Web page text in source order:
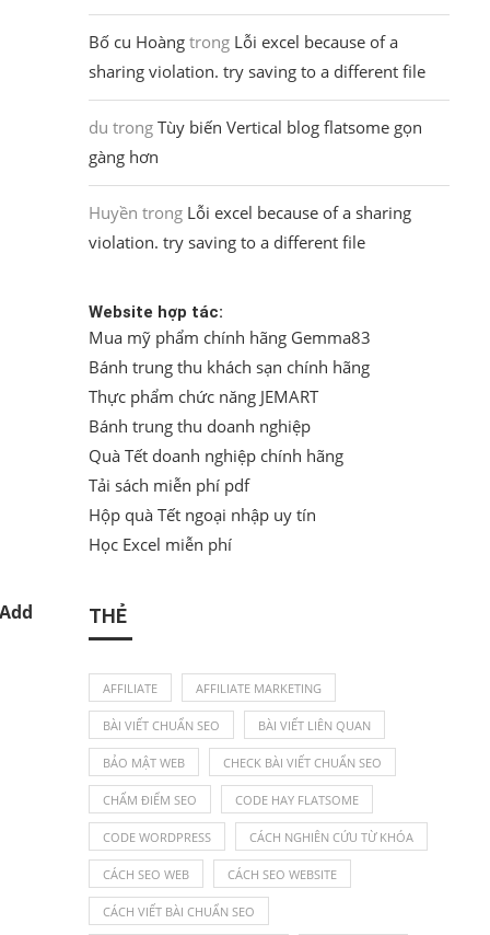
Bố cu Hoàngtrong Lỗi excel because of a
sharing violation. try saving to a different file
du trong Tùy biến Vertical blog flatsome gọn
gàng hơn
Huyền trong Lỗi excel because of a sharing
violation. try saving to a different file
Website hợp tác:
Mua mỹ phẩm chính hãng Gemma83
Bánh trung thu khách sạn chính hãng
Thực phẩm chức năng JEMART
Bánh trung thu doanh nghiệp
Quà Tết doanh nghiệp chính hãng
Tải sách miễn phí pdf
Hộp quà Tết ngoại nhập uy tín
Học Excel miễn phí
THẺ
AFFILIATE AFFILIATE MARKETING
BÀI VIẾT CHUẨN SEO BÀI VIẾT LIÊN QUAN
BẢO MẬT WEB CHECK BÀI VIẾT CHUẨN SEO
CHẤM ĐIỂM SEO CODE HAY FLATSOME
CODE WORDPRESS CÁCH NGHIÊN CỨU TỪ KHÓA
CÁCH SEO WEB CÁCH SEO WEBSITE
CÁCH VIẾT BÀI CHUẨN SEO